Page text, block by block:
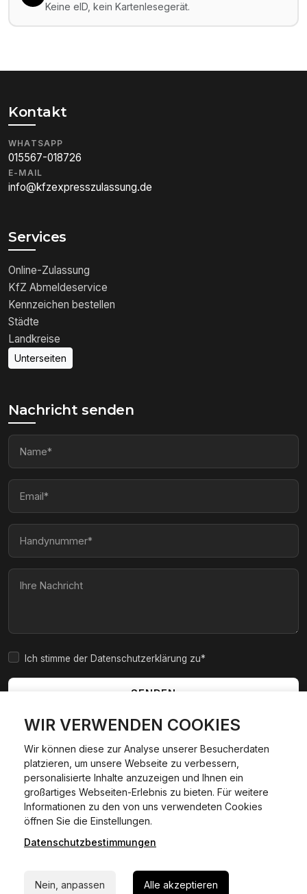
WIR VERWENDEN COOKIES
Wir können diese zur Analyse unserer Besucherdaten
platzieren, um unsere Webseite zu verbessern,
personalisierte Inhalte anzuzeigen und Ihnen ein
großartiges Webseiten-Erlebnis zu bieten. Für weitere
Informationen zu den von uns verwendeten Cookies
öffnen Sie die Einstellungen.
Datenschutzbestimmungen
Nein, anpassen Alle akzeptieren
Keine eID, kein Kartenlesegerät.
Kontakt
WHATSAPP
015567-018726
E-MAIL
info@kfzexpresszulassung.de
Services
Online-Zulassung
KfZ Abmeldeservice
Kennzeichen bestellen
Städte
Landkreise
Unterseiten
Nachricht senden
Ich stimme der Datenschutzerklärung zu*
SENDEN
Widerrufsbelehrung Datenschutzerklärung
Cookie Policy
©2026 Kfzexpresszulassung L&D GmbH. Alle Rechte
staatliche Behörde.